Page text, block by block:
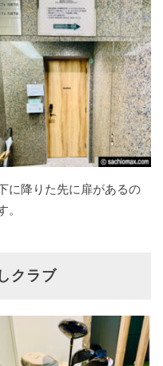
に降りた先に扉があるの
。
クラブ